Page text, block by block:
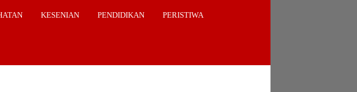
KESENIAN PENDIDIKAN PERISTIWA